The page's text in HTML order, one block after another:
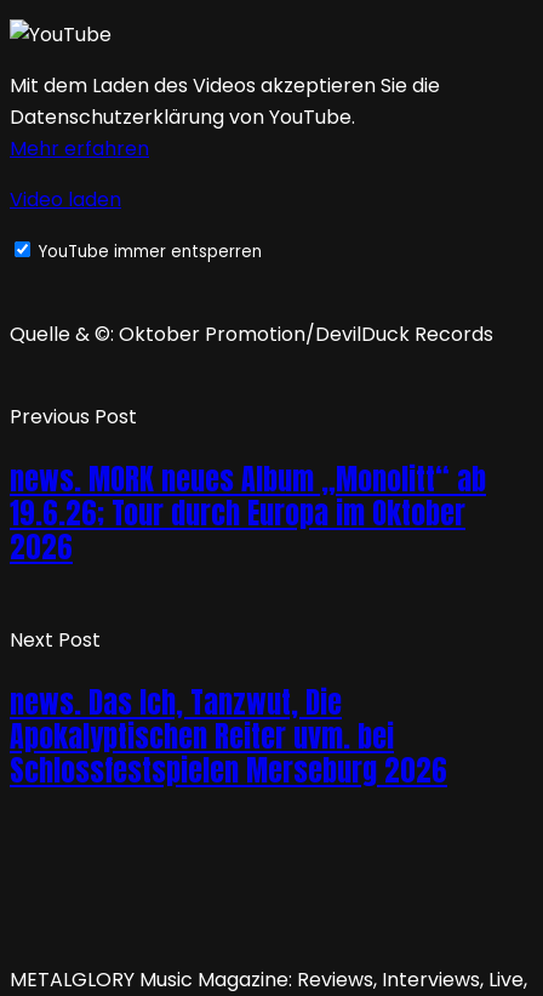
Mit dem Laden des Videos akzeptieren Sie die
Datenschutzerklärung von YouTube.
Mehr erfahren
Video laden
YouTube immer entsperren
Quelle & ©: Oktober Promotion/DevilDuck Records
Previous Post
news. MORK neues Album „Monolitt“ ab
19.6.26; Tour durch Europa im Oktober
2026
Next Post
news. Das Ich, Tanzwut, Die
Apokalyptischen Reiter uvm. bei
Schlossfestspielen Merseburg 2026
METALGLORY Music Magazine: Reviews, Interviews, Live,